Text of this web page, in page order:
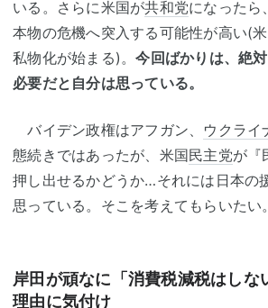
いる。さらに米国が共和党になったら
本物の危機へ突入する可能性が高い(
私物化が始まる)。今回ばかりは、絶
必要だと自分は思っている。
バイデン政権はアフガン、 ウクライ
態続きではあったが、米国民主党が『
押し出せるかどうか…それには日本の
思っている。そこを考えてもらいたい。
岸田が頑なに「消費税減税はしな
理由に気付け